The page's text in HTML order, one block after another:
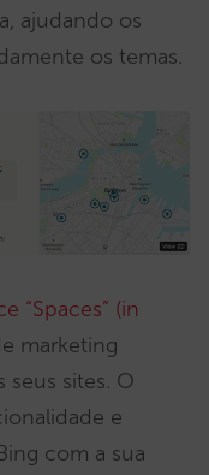
ajudando os
os temas.
“Spaces” (in
marketing
seus sites. O
e
com a sua